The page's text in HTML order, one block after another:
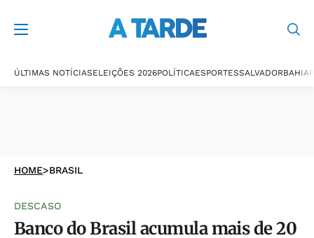
ÚLTIMAS NOTÍCIASELEIÇÕES 2026POLÍTICAESPORTESSALVADORBAHIA
HOME>BRASIL
DESCASO
Banco do Brasil acumula mais de 20